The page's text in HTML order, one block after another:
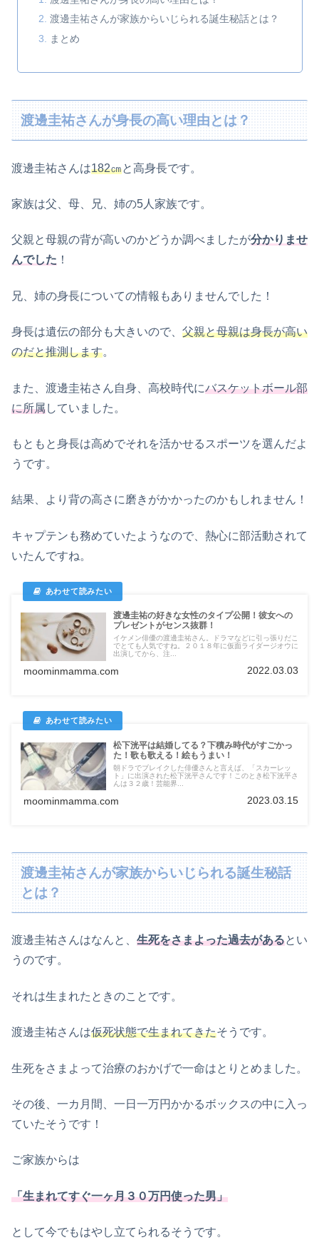
渡邊圭祐さんが家族からいじられる誕生秘話とは？
まとめ
渡邊圭祐さんが身長の高い理由とは？
渡邊圭祐さんは182㎝と高身長です。
家族は父、母、兄、姉の5人家族です。
父親と母親の背が高いのかどうか調べましたが分かりませ
んでした ！
兄、姉の身長についての情報もありませんでした！
身長は遺伝の部分も大きいので、 父親と母親は身長が高い
のだと推測します。
また、渡邊圭祐さん自身、高校時代にバスケットボール部
に所属していました。
もともと身長は高めでそれを活かせるスポーツを選んだよ
うです。
結果、より背の高さに磨きがかかったのかもしれません！
キャプテンも務めていたようなので、熱心に部活動されて
いたんですね。
渡邊圭祐の好きな女性のタイプ公開！彼女への
プレゼントがセンス抜群！
イケメン俳優の渡邊圭祐さん。ドラマなどに引っ張りだこ
でとても人気ですね。２０１８年に仮面ライダージオウに
出演してから、注...
moominmamma.com 2022.03.03
松下洸平は結婚してる？下積み時代がすごかっ
た！歌も歌える！絵もうまい！
朝ドラでブレイクした俳優さんと言えば、「スカーレッ
ト」に出演された松下洸平さんです！このとき松下洸平さ
んは３２歳！芸能界...
moominmamma.com 2023.03.15
渡邊圭祐さんが家族からいじられる誕生秘話
とは？
渡邊圭祐さんはなんと、 生死をさまよった過去があるとい
うのです。
それは生まれたときのことです。
渡邊圭祐さんは仮死状態で生まれてきたそうです。
生死をさまよって治療のおかげで一命はとりとめました。
その後、一カ月間、一日一万円かかるボックスの中に入っ
ていたそうです！
ご家族からは
「生まれてすぐ一ヶ月３０万円使った男」
として今でもはやし立てられるそうです。